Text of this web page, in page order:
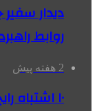
دیدار
روابط
2 هفته پیش
۱۰ اشتباه رایج هنگام انتخاب تاورکرین برای پروژه